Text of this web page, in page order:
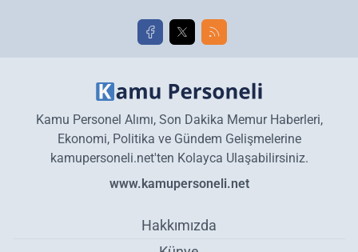
Kamu Personel Alımı, Son Dakika Memur Haberleri,
Ekonomi, Politika ve Gündem Gelişmelerine
kamupersoneli.net'ten Kolayca Ulaşabilirsiniz.
www.kamupersoneli.net
Hakkımızda